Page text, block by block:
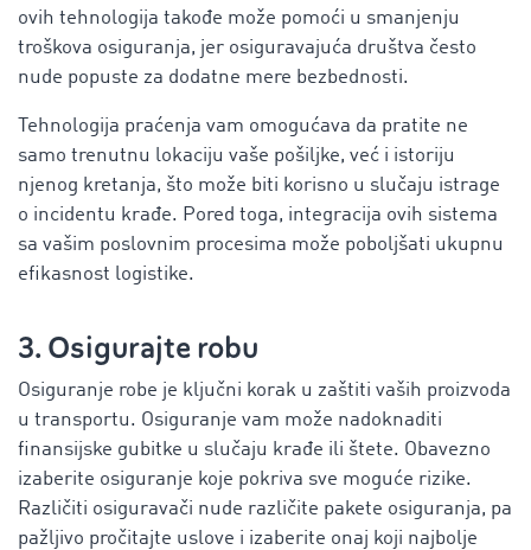
ovih tehnologija takođe može pomoći u smanjenju
troškova osiguranja, jer osiguravajuća društva često
nude popuste za dodatne mere bezbednosti.
Tehnologija praćenja vam omogućava da pratite ne
samo trenutnu lokaciju vaše pošiljke, već i istoriju
njenog kretanja, što može biti korisno u slučaju istrage
o incidentu krađe. Pored toga, integracija ovih sistema
sa vašim poslovnim procesima može poboljšati ukupnu
efikasnost logistike.
3. Osigurajte robu
Osiguranje robe je ključni korak u zaštiti vaših proizvoda
u transportu. Osiguranje vam može nadoknaditi
finansijske gubitke u slučaju krađe ili štete. Obavezno
izaberite osiguranje koje pokriva sve moguće rizike.
Različiti osiguravači nude različite pakete osiguranja, pa
pažljivo pročitajte uslove i izaberite onaj koji najbolje